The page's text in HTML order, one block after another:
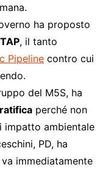
ha proposto
, il tanto
Pipelinecontro cui
del M5S, ha
perché non
impatto ambientale
PD, ha
immediatamente